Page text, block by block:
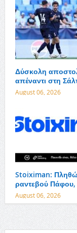
Δύσκολη
απέναντι στη
August 06, 2026
Stoiximan:
ραντεβού
August 06, 2026